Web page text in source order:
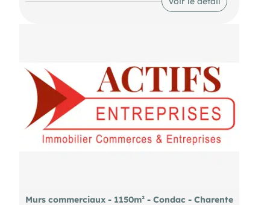
palier, Une cuisine aménagée, pièce de vie et WC -
charge de l'acquéreur, soit 7,00% TTC du prix hors
honoraires.
Les informations sur les risques auxquels ce bien
est exposé sont disponibles sur le site Géorisques :
georisques. gouv. fr.
(RSAC N°399 253 715 - Greffe de ANGOULEME)
Entrepreneur Individuel à Responsabilité Limitée -
Réf.964860
Murs commerciaux - 1150m² - Condac - Charente